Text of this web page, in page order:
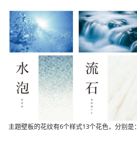
主题壁板的花纹有6个样式13个花色，分别是：